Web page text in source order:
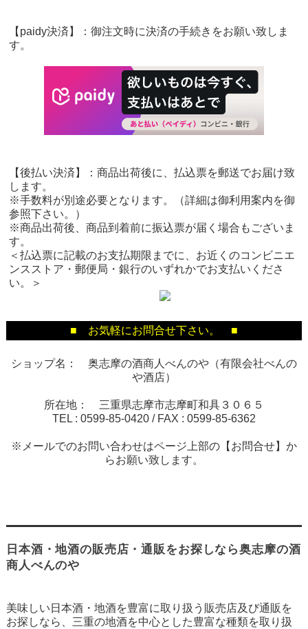
【paidy決済】：御注文時に決済の手続きをお願い致しま
す。
【後払い決済】：商品出荷後に、払込票を郵送でお届け致
します。
※手数料が別途必要となります。（詳細は御利用案内を御
参照下さい。）
※商品出荷後、商品到着前に振込票が届く場合もございま
す。
＜払込票に記載のお支払期限までに、お近くのコンビニエ
ンスストア・郵便局・銀行のいずれかでお支払いくださ
い。＞
■ お気軽にお問合せ下さい。 ■
ショップ名： 奥志摩の酒商人べんのや（有限会社べんの
や酒店）
所在地： 三重県志摩市志摩町和具３０６５
TEL : 0599-85-0420 / FAX : 0599-85-6362
※メールでのお問い合わせはページ上部の【お問合せ】か
らお願い致します。
日本酒・地酒の販売店・通販をお探しなら奥志摩の酒
商人べんのや
美味しい日本酒・地酒を豊富に取り扱う販売店及び通販を
お探しなら、三重の地酒を中心とした豊富な種類を取り扱